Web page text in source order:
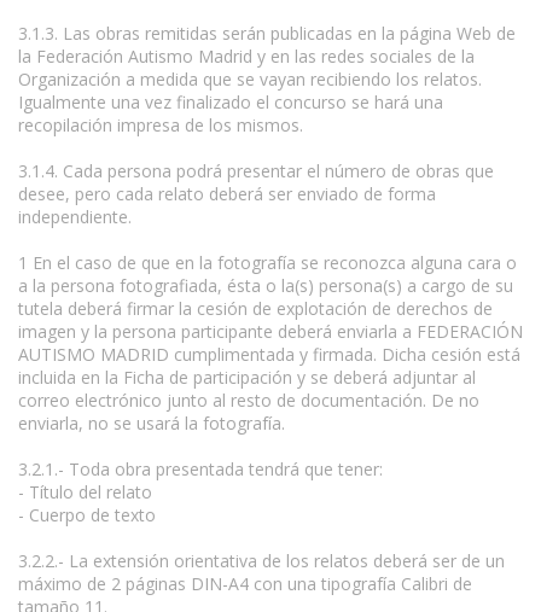
3.1.3. Las obras remitidas serán publicadas en la página Web de
la Federación Autismo Madrid y en las redes sociales de la
Organización a medida que se vayan recibiendo los relatos.
Igualmente una vez finalizado el concurso se hará una
recopilación impresa de los mismos.
3.1.4. Cada persona podrá presentar el número de obras que
desee, pero cada relato deberá ser enviado de forma
independiente.
1 En el caso de que en la fotografía se reconozca alguna cara o
a la persona fotografiada, ésta o la(s) persona(s) a cargo de su
tutela deberá firmar la cesión de explotación de derechos de
imagen y la persona participante deberá enviarla a FEDERACIÓN
AUTISMO MADRID cumplimentada y firmada. Dicha cesión está
incluida en la Ficha de participación y se deberá adjuntar al
correo electrónico junto al resto de documentación. De no
enviarla, no se usará la fotografía.
3.2.1.- Toda obra presentada tendrá que tener:
- Título del relato
- Cuerpo de texto
3.2.2.- La extensión orientativa de los relatos deberá ser de un
máximo de 2 páginas DIN-A4 con una tipografía Calibri de
tamaño 11.